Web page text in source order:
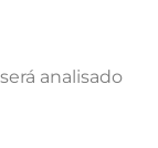
analisado